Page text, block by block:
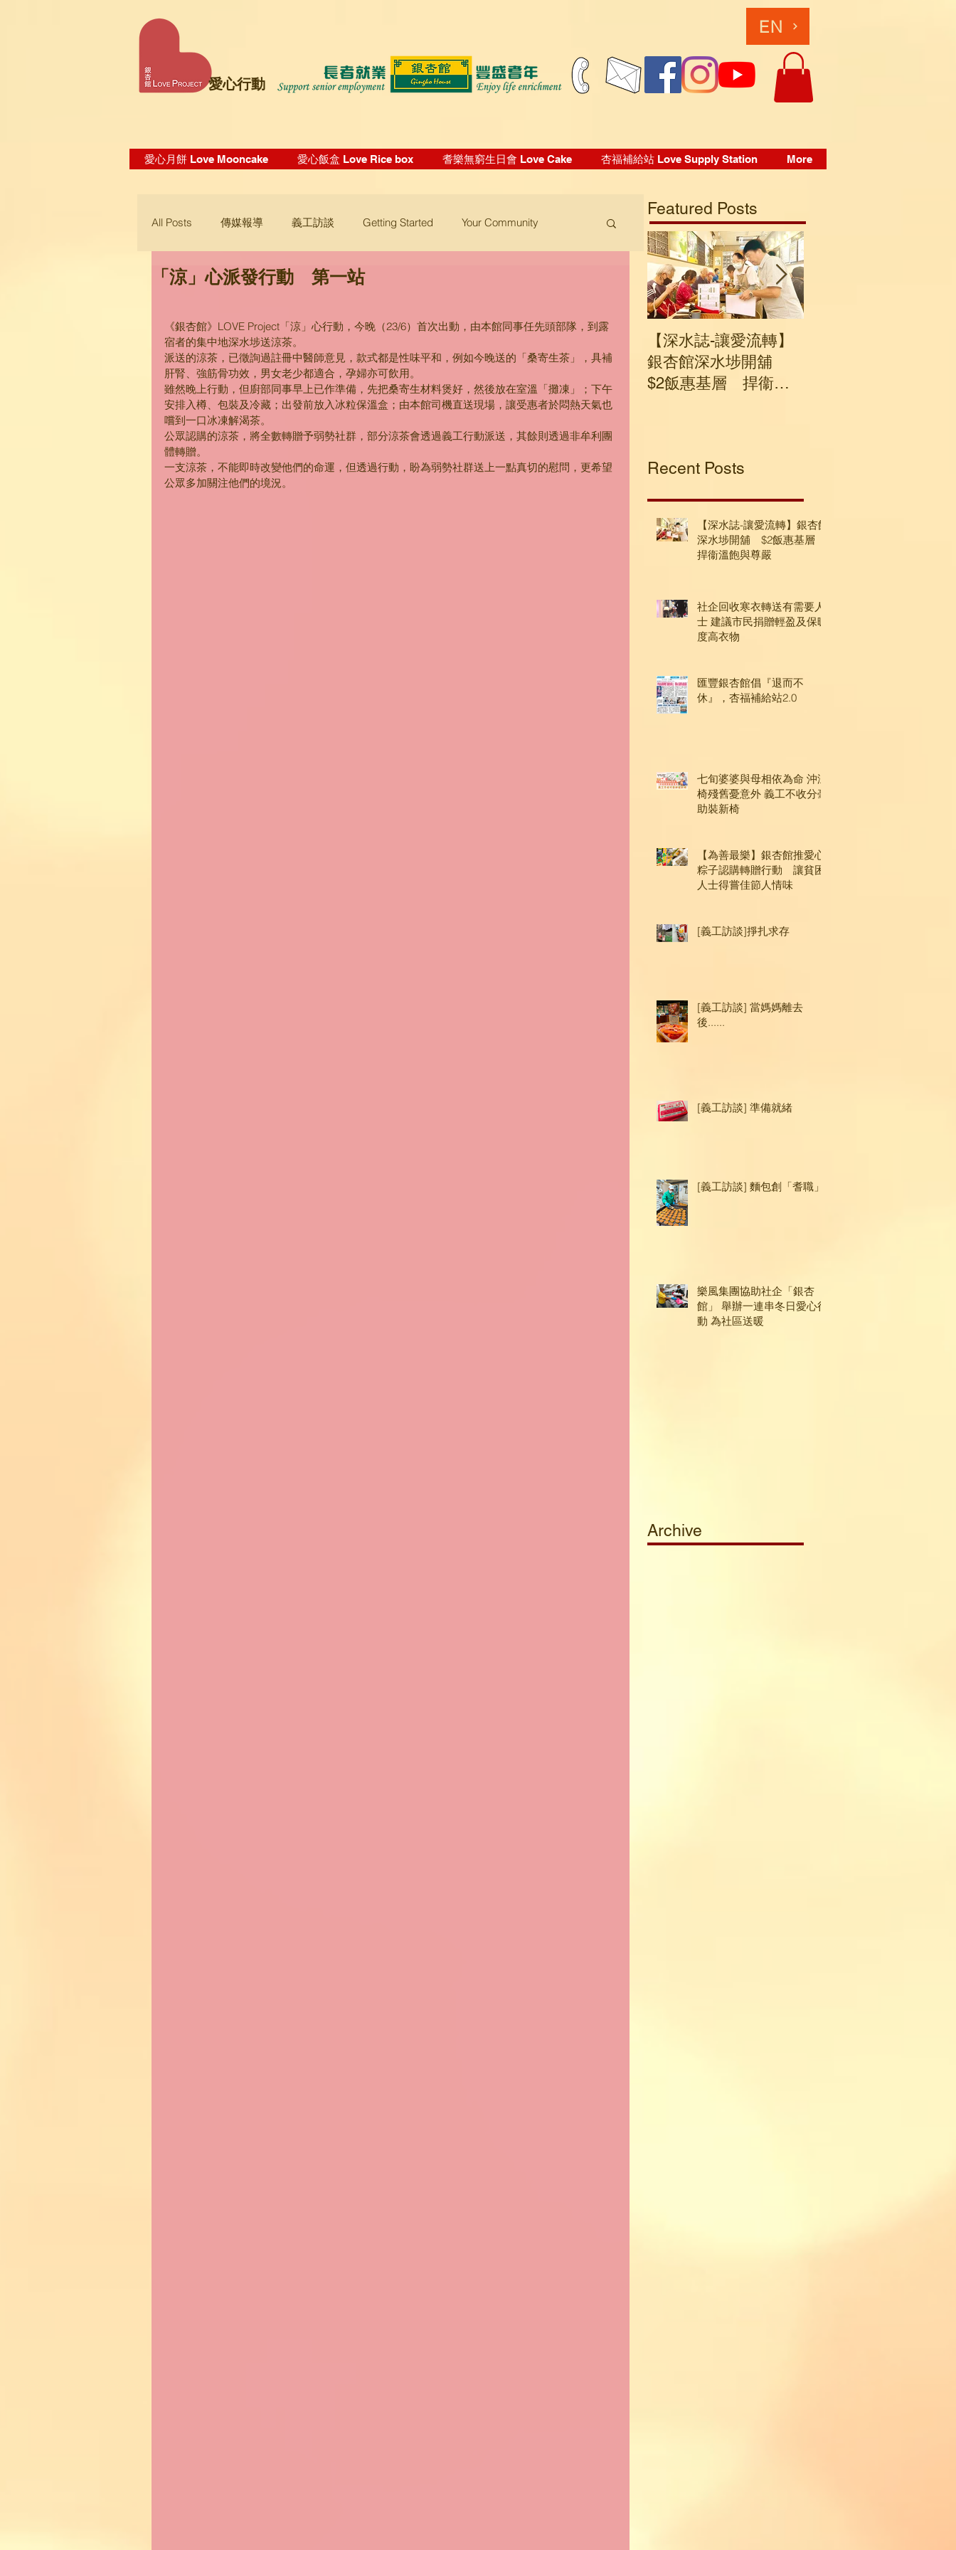
愛心行動
EN
愛心月餅 Love Mooncake 愛心飯盒 Love Rice box 耆樂無窮生日會 Love Cake 杏福補給站 Love Supply Station More
All Posts 傳媒報導 義工訪談 Getting Started Your Community
Blogging Tips
「涼」心派發行動 第一站
《銀杏館》LOVE Project「涼」心行動，今晚（23/6）首次出動，由本館同事任先頭部隊，到露
宿者的集中地深水埗送涼茶。
派送的涼茶，已徵詢過註冊中醫師意見，款式都是性味平和，例如今晚送的「桑寄生茶」，具補
肝腎、強筋骨功效，男女老少都適合，孕婦亦可飲用。
雖然晚上行動，但廚部同事早上已作準備，先把桑寄生材料煲好，然後放在室溫「攤凍」；下午
安排入樽、包裝及冷藏；出發前放入冰粒保溫盒；由本館司機直送現場，讓受惠者於悶熱天氣也
嚐到一口冰凍解渴茶。
公眾認購的涼茶，將全數轉贈予弱勢社群，部分涼茶會透過義工行動派送，其餘則透過非牟利團
體轉贈。
一支涼茶，不能即時改變他們的命運，但透過行動，盼為弱勢社群送上一點真切的慰問，更希望
公眾多加關注他們的境況。
Featured Posts
【深水誌-讓愛流轉】
銀杏館深水埗開舖
$2飯惠基層 捍衞溫
Recent Posts
【深水誌-讓愛流轉】銀杏館
深水埗開舖 $2飯惠基層
捍衞溫飽與尊嚴
社企回收寒衣轉送有需要人
士 建議市民捐贈輕盈及保暖
度高衣物
匯豐銀杏館倡『退而不
休』，杏福補給站2.0
七旬婆婆與母相依為命 沖涼
椅殘舊憂意外 義工不收分毫
助裝新椅
【為善最樂】銀杏館推愛心
粽子認購轉贈行動 讓貧困
人士得嘗佳節人情味
[義工訪談]掙扎求存
[義工訪談] 當媽媽離去
後......
[義工訪談] 準備就緒
[義工訪談] 麵包創「耆職」
樂風集團協助社企「銀杏
館」 舉辦一連串冬日愛心行
動 為社區送暖
Archive